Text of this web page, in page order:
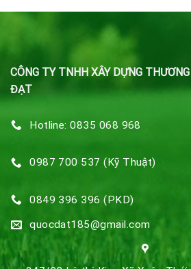
CÔNG TY TNHH XÂY DỰNG
ĐẠT
Hotline: 0835 068 968
0987 700 537 (Kỹ Thuật)
0849 396 396 (PKD)
quocdat185@gmail.com